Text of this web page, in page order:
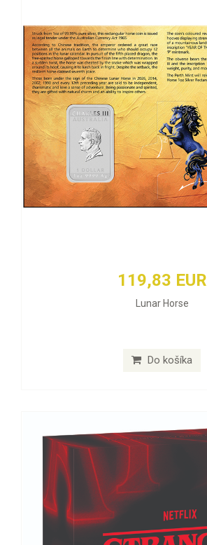
119,83 EUR
Lunar Horse
Do košíka